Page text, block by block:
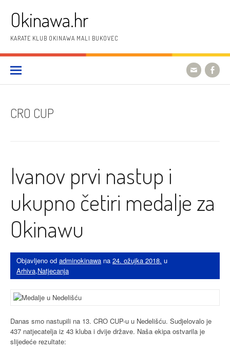
sadržajOkinawa.hr
KARATE KLUB OKINAWA MALI BUKOVEC
CRO CUP
Ivanov prvi nastup i
ukupno četiri medalje za
Okinawu
Objavljeno od adminokinawa na 24. ožujka 2018. u
Arhiva,Natjecanja
Danas smo nastupili na 13. CRO CUP-u u Nedelišću. Sudjelovalo je
437 natjecatelja iz 43 kluba i dvije države. Naša ekipa ostvarila je
slijedeće rezultate: